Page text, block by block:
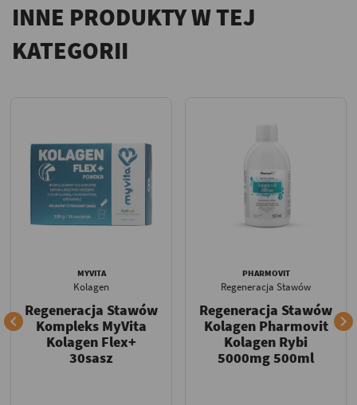
INNE PRODUKTY W TEJ
KATEGORII

MYVITA
Kolagen
Regeneracja Stawów
Kompleks MyVita
Kolagen Flex+
30sasz
PHARMOVIT
Regeneracja Stawów
Regeneracja Stawów
Kolagen Pharmovit
Kolagen Rybi
5000mg 500ml
